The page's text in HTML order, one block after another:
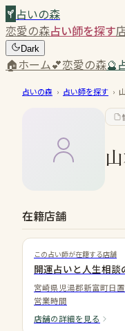
占いの森
恋愛の森占い師を探す
Dark
🏠ホーム💕恋愛の森🔮
占いの森 › 占い師を探す ›
在籍店舗
この占い師が在籍する店舗
開運占いと人生相談
宮崎県児湯郡新富町日
営業時間
店舗の詳細を見る